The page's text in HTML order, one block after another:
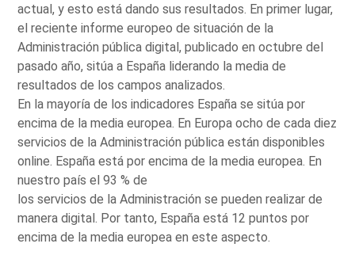
actual, y esto está dando sus resultados. En primer lugar,
el reciente informe europeo de situación de la
Administración pública digital, publicado en octubre del
pasado año, sitúa a España liderando la media de
resultados de los campos analizados.
En la mayoría de los indicadores España se sitúa por
encima de la media europea. En Europa ocho de cada diez
servicios de la Administración pública están disponibles
online. España está por encima de la media europea. En
nuestro país el 93 % de
los servicios de la Administración se pueden realizar de
manera digital. Por tanto, España está 12 puntos por
encima de la media europea en este aspecto.